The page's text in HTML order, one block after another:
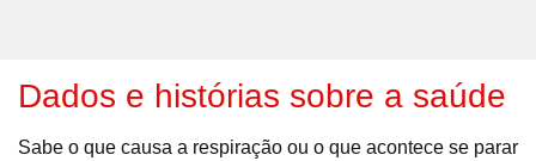
Dados e histórias sobre a saúde
Sabe o que causa a respiração ou o que acontece se parar